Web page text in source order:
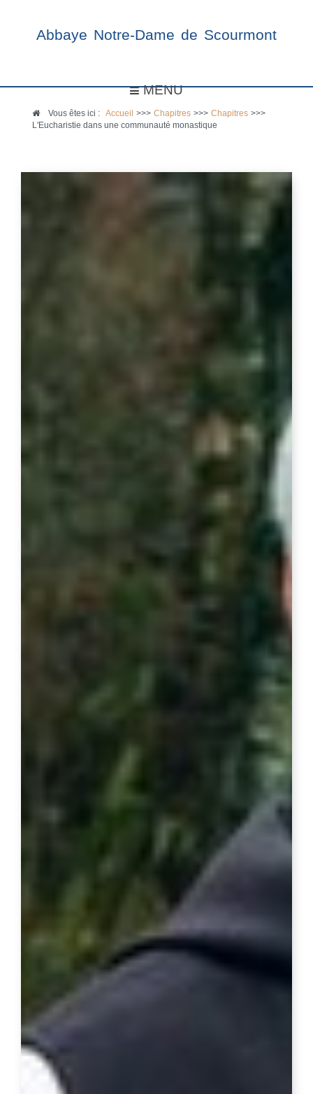
Abbaye Notre-Dame de Scourmont
MENU
Vous êtes ici :Accueil >>> Chapitres >>> Chapitres >>>
L'Eucharistie dans une communauté monastique